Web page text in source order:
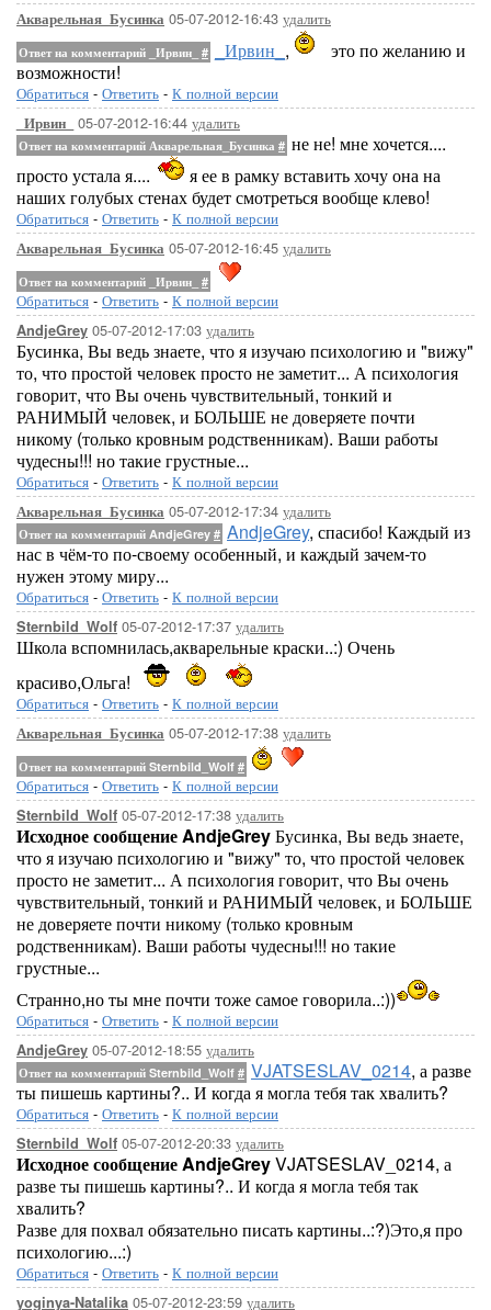
Акварельная_Бусинка 05-07-2012-16:43 удалить
Ответ на комментарий _Ирвин_ # _Ирвин_ ,
это по желанию и
возможности!
Обратиться - Ответить - К полной версии
_Ирвин_ 05-07-2012-16:44 удалить
Ответ на комментарий Акварельная_Бусинка # не не! мне хочется....
просто устала я....
я ее в рамку вставить хочу она на
наших голубых стенах будет смотреться вообще клево!
Обратиться - Ответить - К полной версии
Акварельная_Бусинка 05-07-2012-16:45 удалить
Ответ на комментарий _Ирвин_ #
Обратиться - Ответить - К полной версии
AndjeGrey 05-07-2012-17:03 удалить
Бусинка, Вы ведь знаете, что я изучаю психологию и "вижу"
то, что простой человек просто не заметит... А психология
говорит, что Вы очень чувствительный, тонкий и
РАНИМЫЙ человек, и БОЛЬШЕ не доверяете почти
никому (только кровным родственникам). Ваши работы
чудесны!!! но такие грустные...
Обратиться - Ответить - К полной версии
Акварельная_Бусинка 05-07-2012-17:34 удалить
Ответ на комментарий AndjeGrey # AndjeGrey, спасибо! Каждый из
нас в чём-то по-своему особенный, и каждый зачем-то
нужен этому миру...
Обратиться - Ответить - К полной версии
Sternbild_Wolf 05-07-2012-17:37 удалить
Школа вспомнилась,акварельные краски..:) Очень
красиво,Ольга!
Обратиться - Ответить - К полной версии
Акварельная_Бусинка 05-07-2012-17:38 удалить
Ответ на комментарий Sternbild_Wolf #
Обратиться - Ответить - К полной версии
Sternbild_Wolf 05-07-2012-17:38 удалить
Исходное сообщение AndjeGreyБусинка, Вы ведь знаете,
что я изучаю психологию и "вижу" то, что простой человек
просто не заметит... А психология говорит, что Вы очень
чувствительный, тонкий и РАНИМЫЙ человек, и БОЛЬШЕ
не доверяете почти никому (только кровным
родственникам). Ваши работы чудесны!!! но такие
грустные...
Странно,но ты мне почти тоже самое говорила..:))
Обратиться - Ответить - К полной версии
AndjeGrey 05-07-2012-18:55 удалить
Ответ на комментарий Sternbild_Wolf # VJATSESLAV_0214, а разве
ты пишешь картины?.. И когда я могла тебя так хвалить?
Обратиться - Ответить - К полной версии
Sternbild_Wolf 05-07-2012-20:33 удалить
Исходное сообщение AndjeGreyVJATSESLAV_0214, а
разве ты пишешь картины?.. И когда я могла тебя так
хвалить?
Разве для похвал обязательно писать картины..:?)Это,я про
психологию...:)
Обратиться - Ответить - К полной версии
yoginya-Natalika 05-07-2012-23:59 удалить